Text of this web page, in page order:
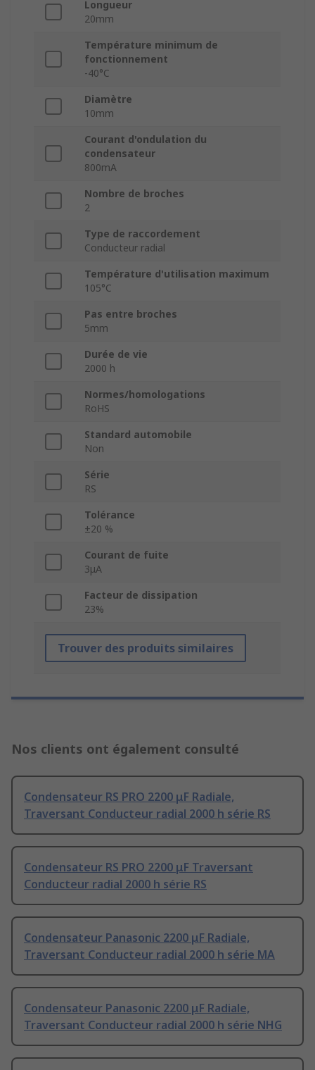
Longueur
20mm
Température minimum de
fonctionnement
-40°C
Diamètre
10mm
Courant d'ondulation du
condensateur
800mA
Nombre de broches
2
Type de raccordement
Conducteur radial
Température d'utilisation maximum
105°C
Pas entre broches
5mm
Durée de vie
2000 h
Normes/homologations
RoHS
Standard automobile
Non
Série
RS
Tolérance
±20 %
Courant de fuite
3μA
Facteur de dissipation
23%
Trouver des produits similaires
Nos clients ont également consulté
Condensateur RS PRO 2200 μF Radiale,
Traversant Conducteur radial 2000 h série RS
Condensateur RS PRO 2200 μF Traversant
Conducteur radial 2000 h série RS
Condensateur Panasonic 2200 μF Radiale,
Traversant Conducteur radial 2000 h série MA
Condensateur Panasonic 2200 μF Radiale,
Traversant Conducteur radial 2000 h série NHG